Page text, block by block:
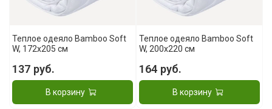
Теплое одеяло Bamboo Soft
W, 172x205 см
137 руб.
В корзину
Теплое одеяло Bamboo Soft
W, 200x220 см
164 руб.
В корзину